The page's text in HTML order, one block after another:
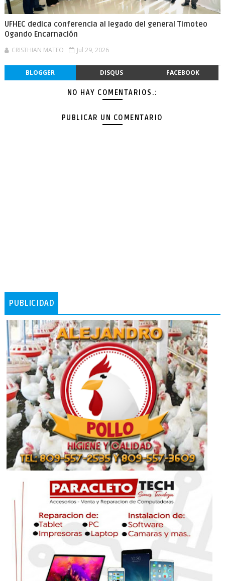
UFHEC dedica conferencia al legado del general Timoteo
Ogando Encarnación
CRISTHIAN MATEO Jul 29, 2026
BLOGGER DISQUS FACEBOOK
NO HAY COMENTARIOS.:
PUBLICAR UN COMENTARIO
PUBLICIDAD